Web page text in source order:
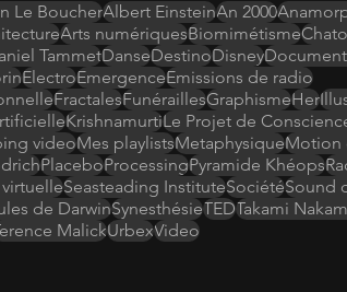
Le BoucherAlbert EinsteinAn 2000
Arts numériquesBiomimétisme
TammetDanseDestinoDisney
ElectroEmergenceEmissions de radio
FractalesFunéraillesGraphismeHer
KrishnamurtiLe Projet de
videoMes playlistsMetaphysiqueMotion
PlaceboProcessingPyramide Khéops
Seasteading InstituteSociétéSound
de DarwinSynesthésieTEDTakami
MalickUrbexVideo